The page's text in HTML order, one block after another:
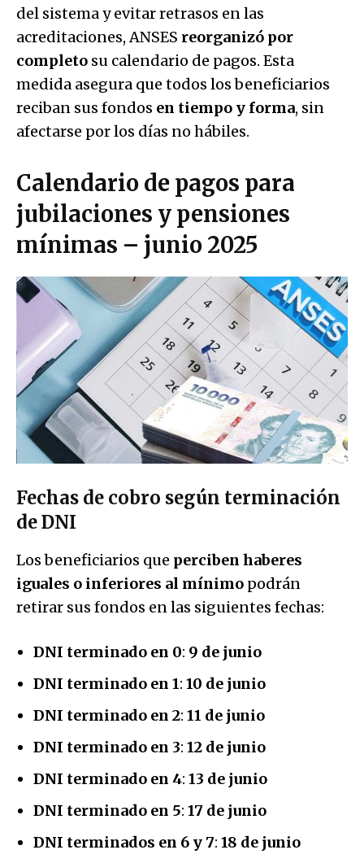
del sistema y evitar retrasos en las
acreditaciones, ANSES reorganizó por
completo su calendario de pagos. Esta
medida asegura que todos los beneficiarios
reciban sus fondos en tiempo y forma, sin
afectarse por los días no hábiles.
Calendario de pagos para
jubilaciones y pensiones
mínimas – junio 2025
Fechas de cobro según terminación
de DNI
Los beneficiarios que perciben haberes
iguales o inferiores al mínimo podrán
retirar sus fondos en las siguientes fechas:
DNI terminado en 0: 9 de junio
DNI terminado en 1: 10 de junio
DNI terminado en 2: 11 de junio
DNI terminado en 3: 12 de junio
DNI terminado en 4: 13 de junio
DNI terminado en 5: 17 de junio
DNI terminados en 6 y 7: 18 de junio